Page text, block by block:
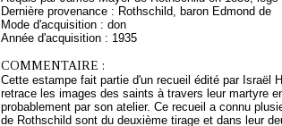
Dernière provenance : Rothschild, baron Edmond de
Mode d'acquisition : don
Année d'acquisition : 1935
COMMENTAIRE :
Cette estampe fait partie d'un recueil édité par Israël
retrace les images des saints à travers leur martyre
probablement par son atelier. Ce recueil a connu
de Rothschild sont du deuxième tirage et dans leur